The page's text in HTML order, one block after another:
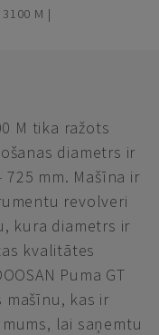
M |
M tika ražots
diametrs ir
mm. Mašīna ir
revolveri
kura diametrs ir
kvalitātes
Puma GT
mašīnu, kas ir
lai saņemtu